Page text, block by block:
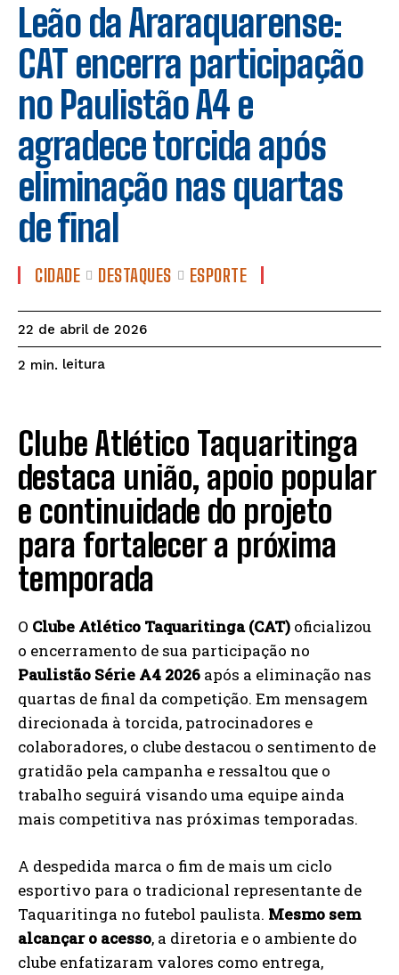
Leão da Araraquarense:
CAT encerra participação
no Paulistão A4 e
agradece torcida após
eliminação nas quartas
de final
CIDADE DESTAQUES ESPORTE
22 de abril de 2026
2 min. leitura
Clube Atlético Taquaritinga
destaca união, apoio popular
e continuidade do projeto
para fortalecer a próxima
temporada
O Clube Atlético Taquaritinga (CAT) oficializou
o encerramento de sua participação no
Paulistão Série A4 2026 após a eliminação nas
quartas de final da competição. Em mensagem
direcionada à torcida, patrocinadores e
colaboradores, o clube destacou o sentimento de
gratidão pela campanha e ressaltou que o
trabalho seguirá visando uma equipe ainda
mais competitiva nas próximas temporadas.
A despedida marca o fim de mais um ciclo
esportivo para o tradicional representante de
Taquaritinga no futebol paulista. Mesmo sem
alcançar o acesso, a diretoria e o ambiente do
clube enfatizaram valores como entrega,